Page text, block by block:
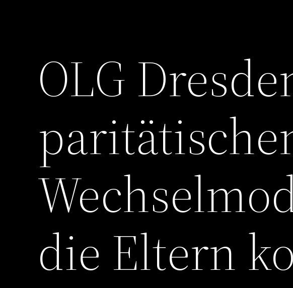
OLG
die Eltern